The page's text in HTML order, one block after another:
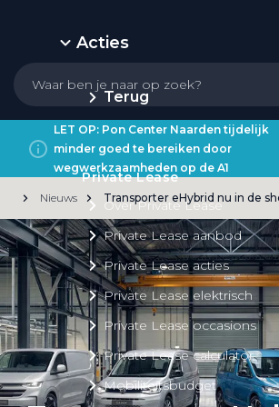
Acties
Terug
Private Lease
Over Private Lease
Private Lease aanbod
Private Lease acties
Private Lease elektrisch
Private Lease occasions
Private Lease calculator
Mobiliteitsbudget
LET OP: Pon Center Naarden tijdelijk
minder goed te bereiken door
wegwerkzaamheden op de A1
Nieuws Transporter eHybrid nu in de